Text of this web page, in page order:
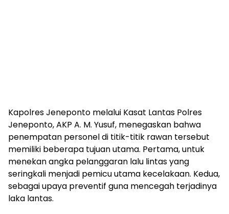
Kapolres Jeneponto melalui Kasat Lantas Polres
Jeneponto, AKP A. M. Yusuf, menegaskan bahwa
penempatan personel di titik-titik rawan tersebut
memiliki beberapa tujuan utama. Pertama, untuk
menekan angka pelanggaran lalu lintas yang
seringkali menjadi pemicu utama kecelakaan. Kedua,
sebagai upaya preventif guna mencegah terjadinya
laka lantas.